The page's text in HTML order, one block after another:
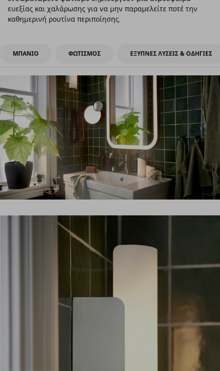
ευεξίας και χαλάρωσης για να μην παραμελείτε ποτέ την
καθημερινή ρουτίνα περιποίησης.
ΜΠΑΝΙΟ ΦΩΤΙΣΜΟΣ ΕΞΥΠΝΕΣ ΛΥΣΕΙΣ & ΟΔΗΓΙΕΣ